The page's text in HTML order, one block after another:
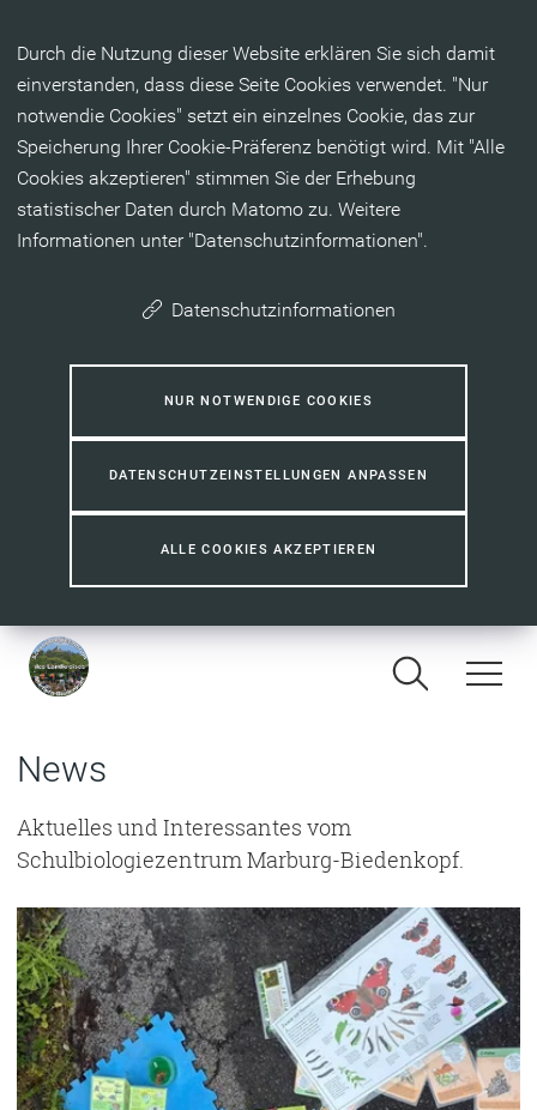
Durch die Nutzung dieser Website erklären Sie sich damit
einverstanden, dass diese Seite Cookies verwendet. "Nur
notwendie Cookies" setzt ein einzelnes Cookie, das zur
Speicherung Ihrer Cookie-Präferenz benötigt wird. Mit "Alle
Cookies akzeptieren" stimmen Sie der Erhebung
statistischer Daten durch Matomo zu. Weitere
Informationen unter "Datenschutzinformationen".
Datenschutzinformationen
NUR NOTWENDIGE COOKIES
DATENSCHUTZEINSTELLUNGEN ANPASSEN
ALLE COOKIES AKZEPTIEREN
News
Aktuelles und Interessantes vom
Schulbiologiezentrum Marburg-Biedenkopf.